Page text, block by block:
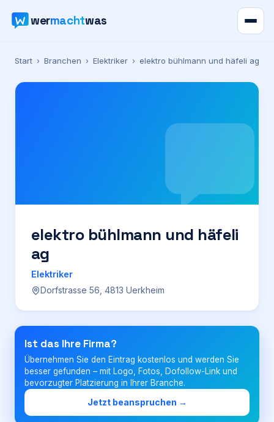
wermachtwas
Verzeichnis
Karte
Preise
Für Firmen
Firma eintragen
Start › Branchen › Elektriker › elektro bühlmann und häfeli ag
elektro bühlmann und häfeli
ag
Elektriker
Dorfstrasse 56, 4813 Uerkheim
Ist das Ihre Firma?
Übernehmen Sie den Eintrag kostenlos und werden Sie
besser gefunden – mit Logo, Fotos, Dofollow-Link und
bevorzugter Platzierung in Ihrer Branche.
Jetzt beanspruchen →